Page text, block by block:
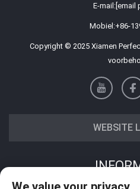
E-mail:[email
Mobiel:+86-
Copyright © 2025 Xiamen
WEBSITE